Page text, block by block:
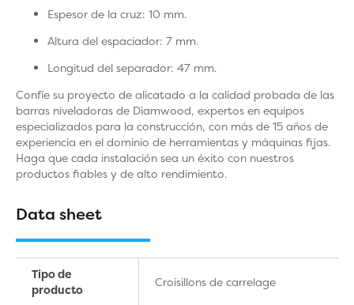
Espesor de la cruz: 10 mm.
Altura del espaciador: 7 mm.
Longitud del separador: 47 mm.
Confíe su proyecto de alicatado a la calidad probada de las
barras niveladoras de Diamwood, expertos en equipos
especializados para la construcción, con más de 15 años de
experiencia en el dominio de herramientas y máquinas fijas.
Haga que cada instalación sea un éxito con nuestros
productos fiables y de alto rendimiento.
Data sheet
Tipo de
producto
Croisillons de carrelage